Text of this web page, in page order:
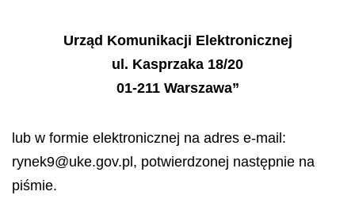
Urząd Komunikacji Elektronicznej
ul. Kasprzaka 18/20
01-211 Warszawa”
lub w formie elektronicznej na adres e-mail:
rynek9@uke.gov.pl, potwierdzonej następnie na
piśmie.